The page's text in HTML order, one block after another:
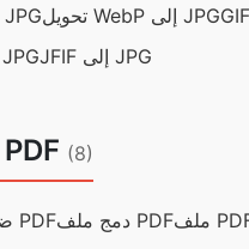
PNG إلى JPG تحويل WebP إلى JPG
PSD إلى JPG
JFIF إلى JPG
أدوات PDF (8)
ضغط ملف PDF دمج ملف PDF